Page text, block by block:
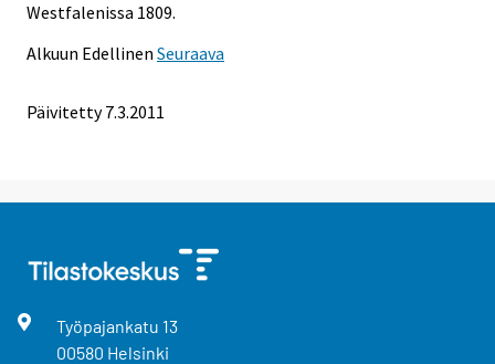
Westfalenissa 1809.
Alkuun Edellinen Seuraava
Päivitetty 7.3.2011
Työpajankatu 13
00580 Helsinki